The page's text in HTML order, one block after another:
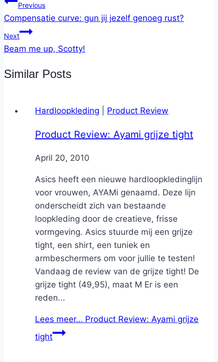
Previous
Compensatie curve: gun jij jezelf genoeg rust?
Next
Beam me up, Scotty!
Similar Posts
Hardloopkleding Product Review
Product Review: Ayami grijze tight
ByNicole
April 20, 2010
Asics heeft een nieuwe hardloopkledinglijn
voor vrouwen, AYAMi genaamd. Deze lijn
onderscheidt zich van bestaande
loopkleding door de creatieve, frisse
vormgeving. Asics stuurde mij een grijze
tight, een shirt, een tuniek en
armbeschermers om voor jullie te testen!
Vandaag de review van de grijze tight! De
grijze tight (49,95), maat M Er is een
reden...
Lees meer… Product Review: Ayami grijze
tight